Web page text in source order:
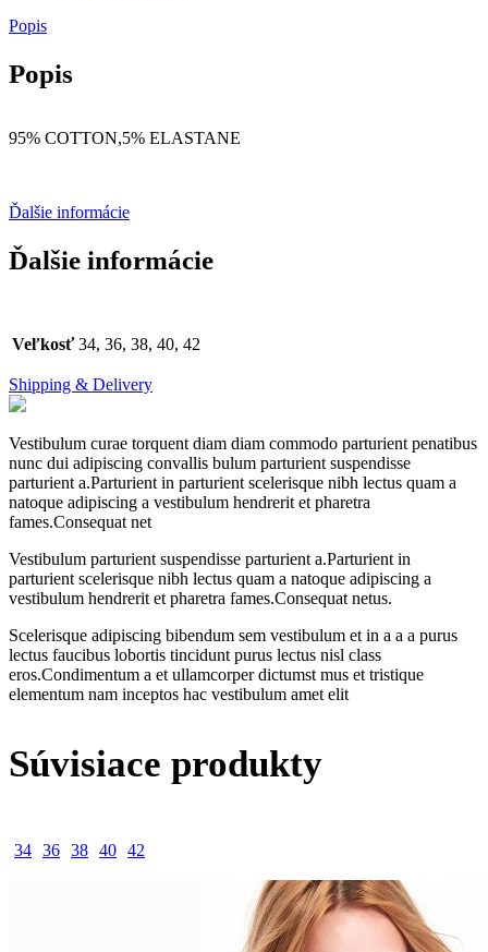
Popis
Popis
95% COTTON,5% ELASTANE
Ďalšie informácie
Ďalšie informácie
Veľkosť 34, 36, 38, 40, 42
Shipping & Delivery
Vestibulum curae torquent diam diam commodo parturient penatibus
nunc dui adipiscing convallis bulum parturient suspendisse
parturient a.Parturient in parturient scelerisque nibh lectus quam a
natoque adipiscing a vestibulum hendrerit et pharetra
fames.Consequat net
Vestibulum parturient suspendisse parturient a.Parturient in
parturient scelerisque nibh lectus quam a natoque adipiscing a
vestibulum hendrerit et pharetra fames.Consequat netus.
Scelerisque adipiscing bibendum sem vestibulum et in a a a purus
lectus faucibus lobortis tincidunt purus lectus nisl class
eros.Condimentum a et ullamcorper dictumst mus et tristique
elementum nam inceptos hac vestibulum amet elit
Súvisiace produkty
34 36 38 40 42